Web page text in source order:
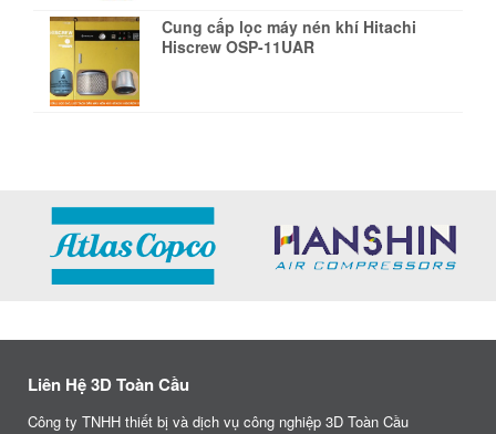
Cung cấp lọc máy nén khí Hitachi
Hiscrew OSP-11UAR
Liên Hệ 3D Toàn Cầu
Công ty TNHH thiết bị và dịch vụ công nghiệp 3D Toàn Cầu